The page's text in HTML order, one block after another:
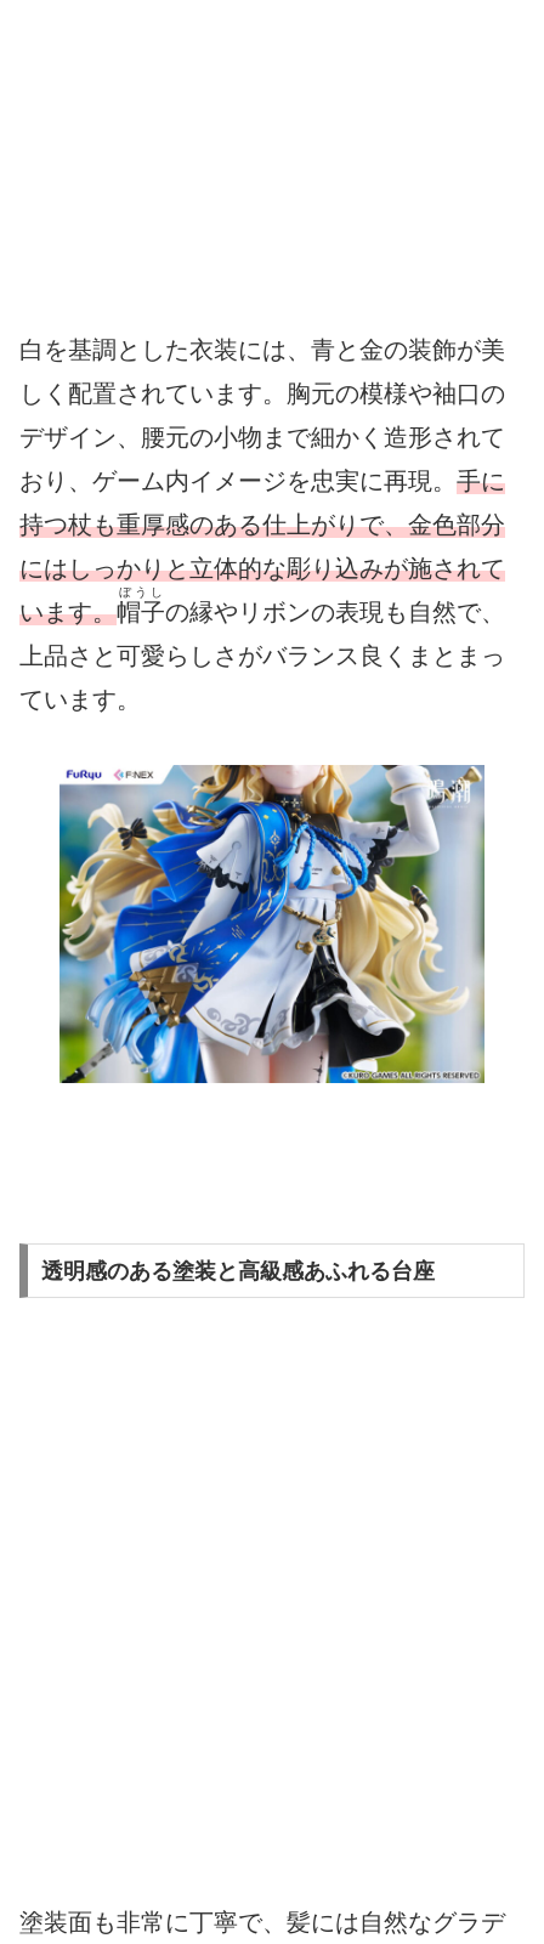
白を基調とした衣装には、青と金の装飾が美
しく配置されています。胸元の模様や袖口の
デザイン、腰元の小物まで細かく造形されて
おり、ゲーム内イメージを忠実に再現。 手に
持つ杖も重厚感のある仕上がりで、金色部分
にはしっかりと立体的な彫り込みが施されて
います。帽子
ぼうし
の縁やリボンの表現も自然で、
上品さと可愛らしさがバランス良くまとまっ
ています。
透明感のある塗装と高級感あふれる台座
塗装面も非常に丁寧で、髪には自然なグラデ